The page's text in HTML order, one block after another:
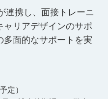
連携し、面接トレーニ
ャリアデザインのサポ
多面的なサポートを実
定）